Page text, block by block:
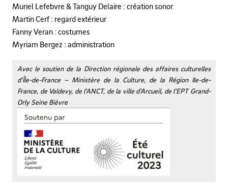
Muriel Lefebvre & Tanguy Delaire : création sonor
Martin Cerf : regard extérieur
Fanny Veran : costumes
Myriam Bergez : administration
Avec le soutien de la Direction régionale des affaires culturelles
d’Île-de-France – Ministère de la Culture, de la Région Ile-de-
France, de Valdevy, de l’ANCT, de la ville d’Arcueil, de l’EPT Grand-
Orly Seine Bièvre